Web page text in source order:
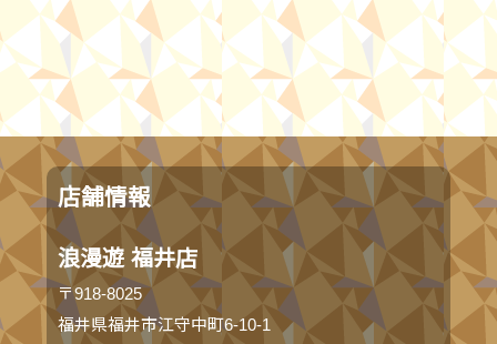
店舗情報
浪漫遊 福井店
〒918-8025
福井県福井市江守中町6-10-1